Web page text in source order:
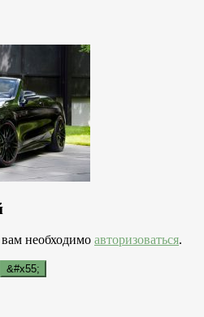
необходимо авторизоваться.